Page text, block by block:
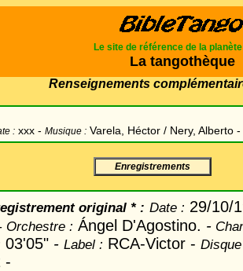
Le site de référence de la planète
La tangothèque
Renseignements
: xxx - Musique : Varela, Héctor / Nery, Alberto -
Enregistrements
original * : Date : 29/10/
Orchestre : Ángel D'Agostino. -
03'05" - Label : RCA-Victor -
-